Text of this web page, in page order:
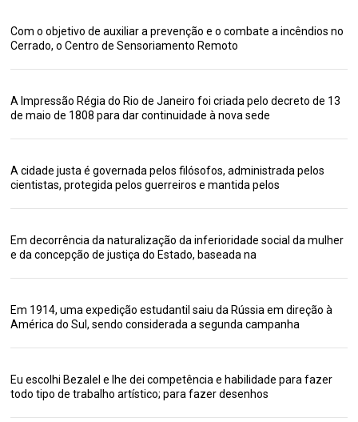
Com o objetivo de auxiliar a prevenção e o combate a incêndios no
Cerrado, o Centro de Sensoriamento Remoto
A Impressão Régia do Rio de Janeiro foi criada pelo decreto de 13
de maio de 1808 para dar continuidade à nova sede
A cidade justa é governada pelos filósofos, administrada pelos
cientistas, protegida pelos guerreiros e mantida pelos
Em decorrência da naturalização da inferioridade social da mulher
e da concepção de justiça do Estado, baseada na
Em 1914, uma expedição estudantil saiu da Rússia em direção à
América do Sul, sendo considerada a segunda campanha
Eu escolhi Bezalel e lhe dei competência e habilidade para fazer
todo tipo de trabalho artístico; para fazer desenhos